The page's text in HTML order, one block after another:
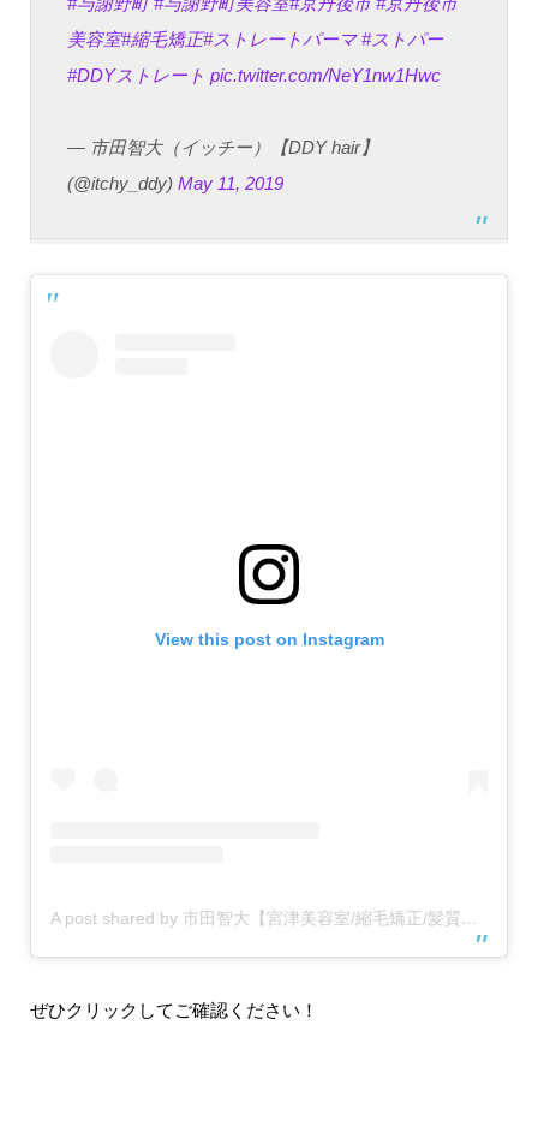
美容室#縮毛矯正#ストレートパーマ #ストパー
#DDYストレート pic.twitter.com/NeY1nw1Hwc
— 市田智大（イッチー）【DDY hair】
(@itchy_ddy) May 11, 2019
View this post on Instagram
A post shared by 市田智大【宮津美容室/縮毛矯正/髪質改善/トリートメント】 (@itchy_ddy)
ぜひクリックしてご確認ください！